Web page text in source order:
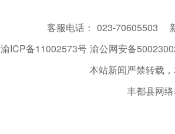
客服电话： 023-70605503
渝ICP备11002573号 渝公网安备
本站新闻严禁转载
丰都县网